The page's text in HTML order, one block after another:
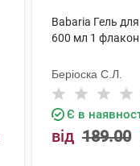
Babaria Гель
600 мл 1 флакон
Беріоска С.Л.
Є в
від 189.00